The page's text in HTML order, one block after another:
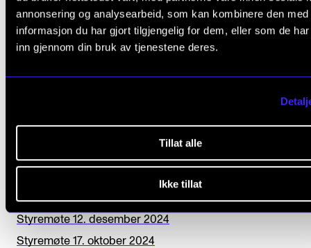
annonsering og analysearbeid, som kan kombinere den med
informasjon du har gjort tilgjengelig for dem, eller som de
inn gjennom din bruk av tjenestene deres.
Tillat alle
Ikke tillat
a
v
i
f
e
l
STYRET OG LEDELSEN
Styremøte 6. mars 2025
Styremøte 12. desember 2024
Styremøte 17. oktober 2024